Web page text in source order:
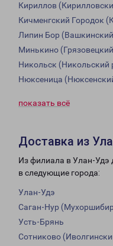
Кириллов
Кичменгский Городок
Липин Бор
Минькино
Никольск (Никольский
Нюксеница
показать всё
Доставка из
Из филиала в Улан-Удэ
в следующие города:
Улан-Удэ
Саган-Нур
Усть-Брянь
Сотниково